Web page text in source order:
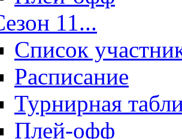
11...
Список
Расписание
Турнирная
Плей-офф